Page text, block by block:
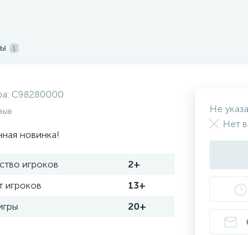
1
C98280000
новинка!
игроков
2+
игроков
13+
20+
Не
Нет